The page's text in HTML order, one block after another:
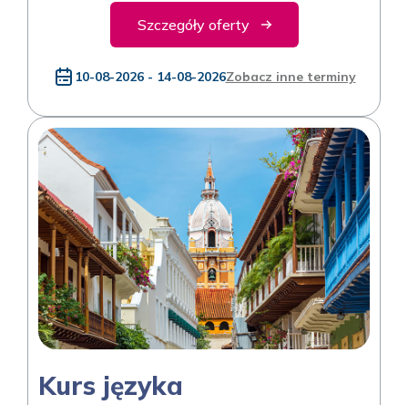
Szczegóły oferty
10-08-2026 - 14-08-2026Zobacz inne terminy
Kurs języka